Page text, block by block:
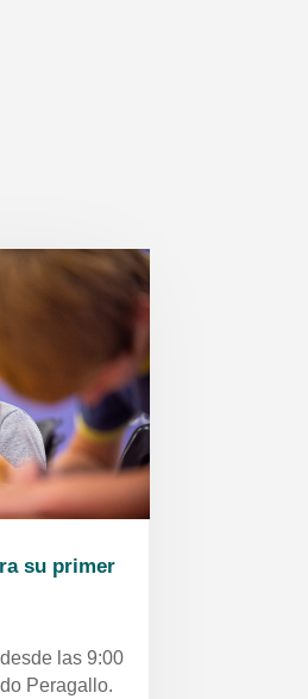
su primer
las 9:00
Peragallo.